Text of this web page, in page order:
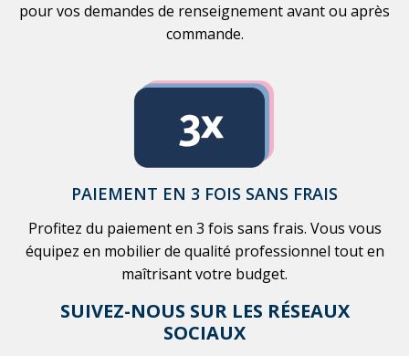
pour vos demandes de renseignement avant ou après
commande.
PAIEMENT EN 3 FOIS SANS FRAIS
Profitez du paiement en 3 fois sans frais. Vous vous
équipez en mobilier de qualité professionnel tout en
maîtrisant votre budget.
SUIVEZ-NOUS SUR LES RÉSEAUX
SOCIAUX